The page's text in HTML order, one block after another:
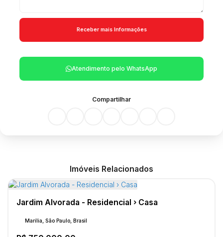
Atendimento pelo WhatsApp
Compartilhar
Imóveis Relacionados
Jardim Alvorada - Residencial › Casa
Marília, São Paulo, Brasil